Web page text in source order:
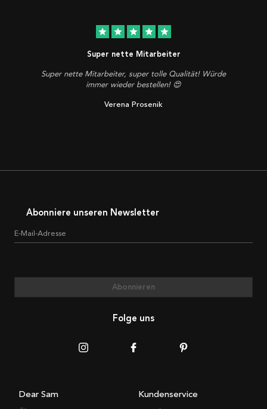
star star star star star
Super nette Mitarbeiter
Super nette Mitarbeiter, super tolle Qualität! Würde
immer wieder bestellen! 😍
Verena Prosenik
Abonniere unseren Newsletter
E-Mail-Adresse
Abonnieren
Folge uns
Dear Sam Kundenservice